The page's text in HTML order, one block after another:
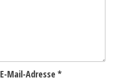
E-Mail-Adresse *